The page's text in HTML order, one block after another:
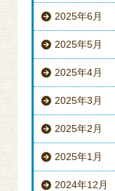
2025年6月
2025年5月
2025年4月
2025年3月
2025年2月
2025年1月
2024年12月